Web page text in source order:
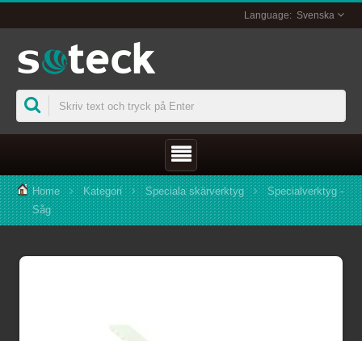
Svenska
Home Kategori Speciala skärverktyg
Specialverktyg -
Såg